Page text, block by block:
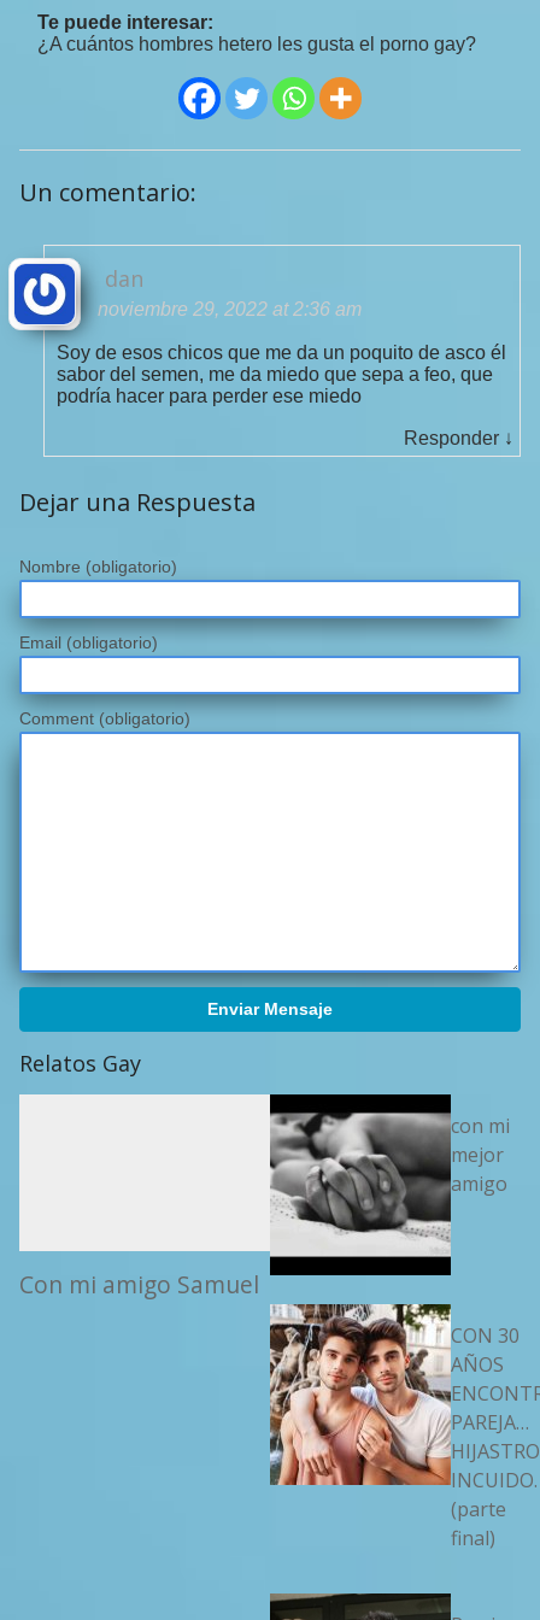
Te puede interesar:
¿A cuántos hombres hetero les gusta el porno gay?
Un comentario:
dan
noviembre 29, 2022 at 2:36 am
Soy de esos chicos que me da un poquito de asco él
sabor del semen, me da miedo que sepa a feo, que
podría hacer para perder ese miedo
Responder ↓
Dejar una Respuesta
Nombre (obligatorio)
Email (obligatorio)
Comment (obligatorio)
Enviar Mensaje
Relatos Gay
Con mi amigo Samuel
con mi
mejor
amigo
CON 30
AÑOS
PAREJA…
HIJASTRO
INCUIDO.
(parte
final)